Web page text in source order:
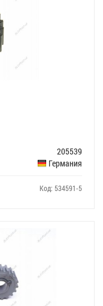
205539
Германия
Код: 534591-5